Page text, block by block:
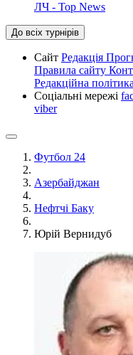
ЛЧ - Top News
До всіх турнірів
Сайт Редакція
Правила сайту
Редакційна політика
Соціальні мережі
viber
Футбол 24
Азербайджан
Нефтчі Баку
Юрій Вернидуб